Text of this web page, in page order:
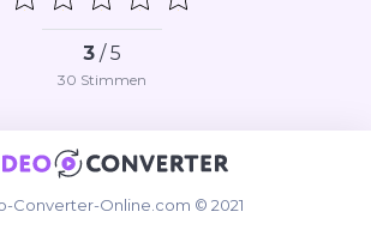
3 / 5
30 Stimmen
Converter-Online.com © 2021